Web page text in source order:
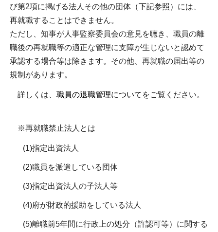
び第2項に掲げる法人その他の団体（下記参照）には、
再就職することはできません。
ただし、知事が人事監察委員会の意見を聴き、職員の離
職後の再就職等の適正な管理に支障が生じないと認めて
承認する場合等は除きます。その他、再就職の届出等の
規制があります。
詳しくは、 職員の退職管理について をご覧ください。
※再就職禁止法人とは
(1)指定出資法人
(2)職員を派遣している団体
(3)指定出資法人の子法人等
(4)府が財政的援助をしている法人
(5)離職前5年間に行政上の処分（許認可等）に関する